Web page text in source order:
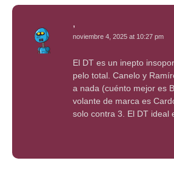
,
noviembre 4, 2025 at 10:27 pm
El DT es un inepto
pelo total. Canelo y
a nada (cuénto mejor es
volante de marca es
solo contra 3. El DT ideal